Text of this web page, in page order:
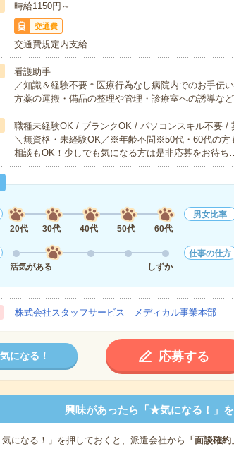
時給1150円～
交通費
交通費規定内支給
看護助手
／知識＆経験不要＊医療行為なし病院内でのお手
方薬の運搬・備品の整理や管理・診療室への誘導な
職種未経験OK / ブランクOK / パソコンスキル不要 /
＼無資格・未経験OK／※年齢不問※50代・60代の
相談もOK！少しでも気になる方は是非応募をお待ち
20代
30代 40代 50代 60代
男女比率
活気がある
しずか
仕事の仕方
株式会社スタッフサービス メディカル事業本部
気になる！ 応募する
興味があったら「★気になる！」を
気になる！」を押しておくと、派遣会社から 「面談確約